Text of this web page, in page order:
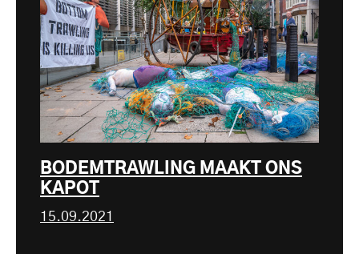
BODEMTRAWLING MAAKT ONS
KAPOT
15.09.2021